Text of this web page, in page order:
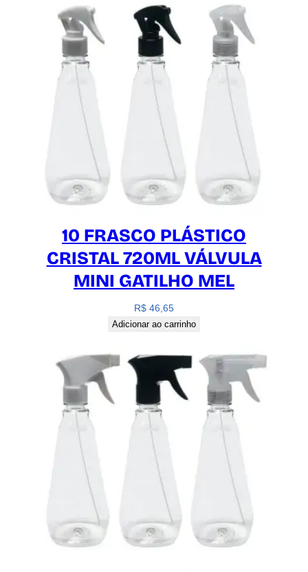
10 FRASCO PLÁSTICO
CRISTAL 720ML VÁLVULA
MINI GATILHO MEL
R$ 46,65
Adicionar ao carrinho